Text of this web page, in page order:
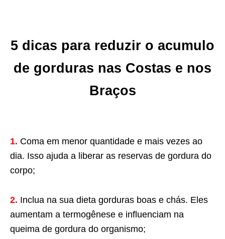
5 dicas para reduzir o acumulo
de gorduras nas Costas e nos
Braços
1. Coma em menor quantidade e mais vezes ao
dia. Isso ajuda a liberar as reservas de gordura do
corpo;
2. Inclua na sua dieta gorduras boas e chás. Eles
aumentam a termogênese e influenciam na
queima de gordura do organismo;